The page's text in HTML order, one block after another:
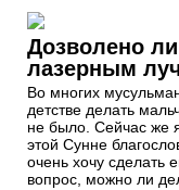
Дозволено
лазерным
Во многих
детстве делать
не было. Сейчас же
этой Сунне
очень хочу сделать
вопрос, можно ли